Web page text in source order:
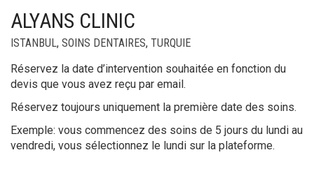
ALYANS CLINIC
ISTANBUL, SOINS DENTAIRES, TURQUIE
Réservez la date d’intervention souhaitée en fonction du
devis que vous avez reçu par email.
Réservez toujours uniquement la première date des soins.
Exemple: vous commencez des soins de 5 jours du lundi au
vendredi, vous sélectionnez le lundi sur la plateforme.